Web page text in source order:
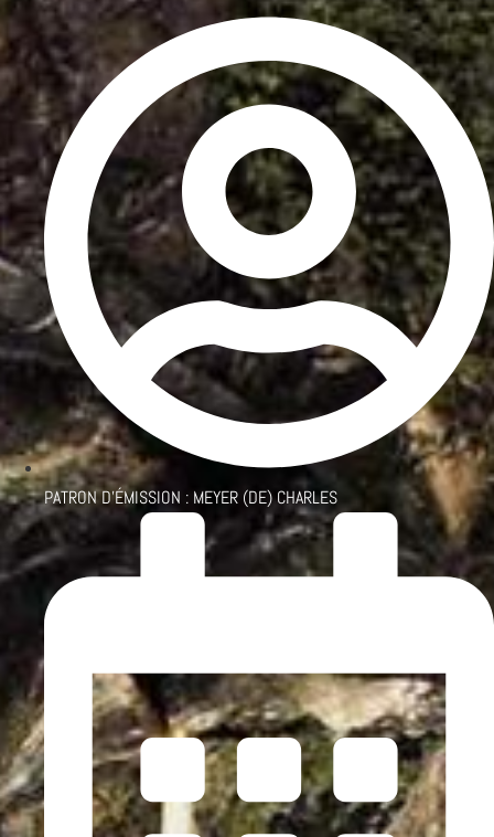
PATRON D'ÉMISSION : MEYER (DE) CHARLES